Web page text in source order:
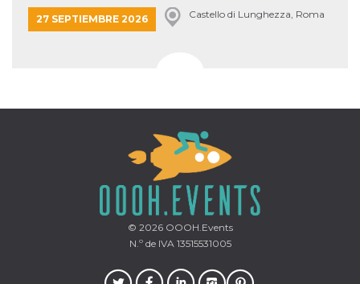
27 SEPTIEMBRE 2026 Castello di Lunghezza, Roma
© 2026OOOH.Events
N.º de IVA 13515531005